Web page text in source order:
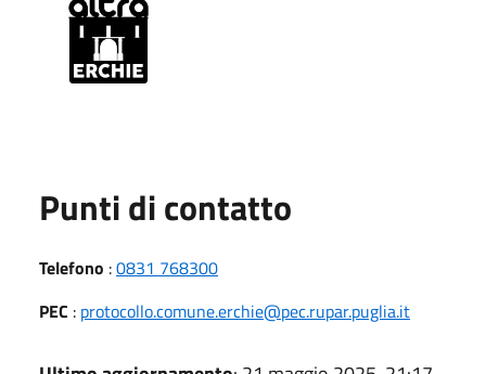
Punti di contatto
Telefono :0831 768300
PEC : protocollo.comune.erchie@pec.rupar.puglia.it